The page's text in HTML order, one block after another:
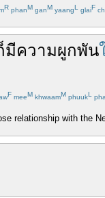
R phanM ganM yaangL glaiF
มีความผูกพัน
F meeM khwaamM phuukL
relationship with the